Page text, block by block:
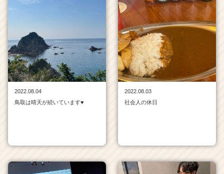
チ
ア
キ
ャ
リ
（C
r
C
2022.08.04
鳥取は晴天が続いています♥
2022.08.03
社会人の休日